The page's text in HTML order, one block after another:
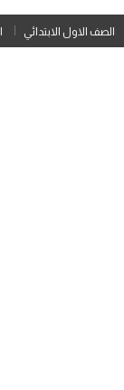
الصف الاول الابتدائي